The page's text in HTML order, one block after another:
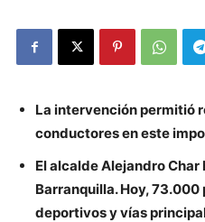
La intervención permitió
conductores en este
El alcalde Alejandro
Barranquilla. Hoy,
deportivos y vías